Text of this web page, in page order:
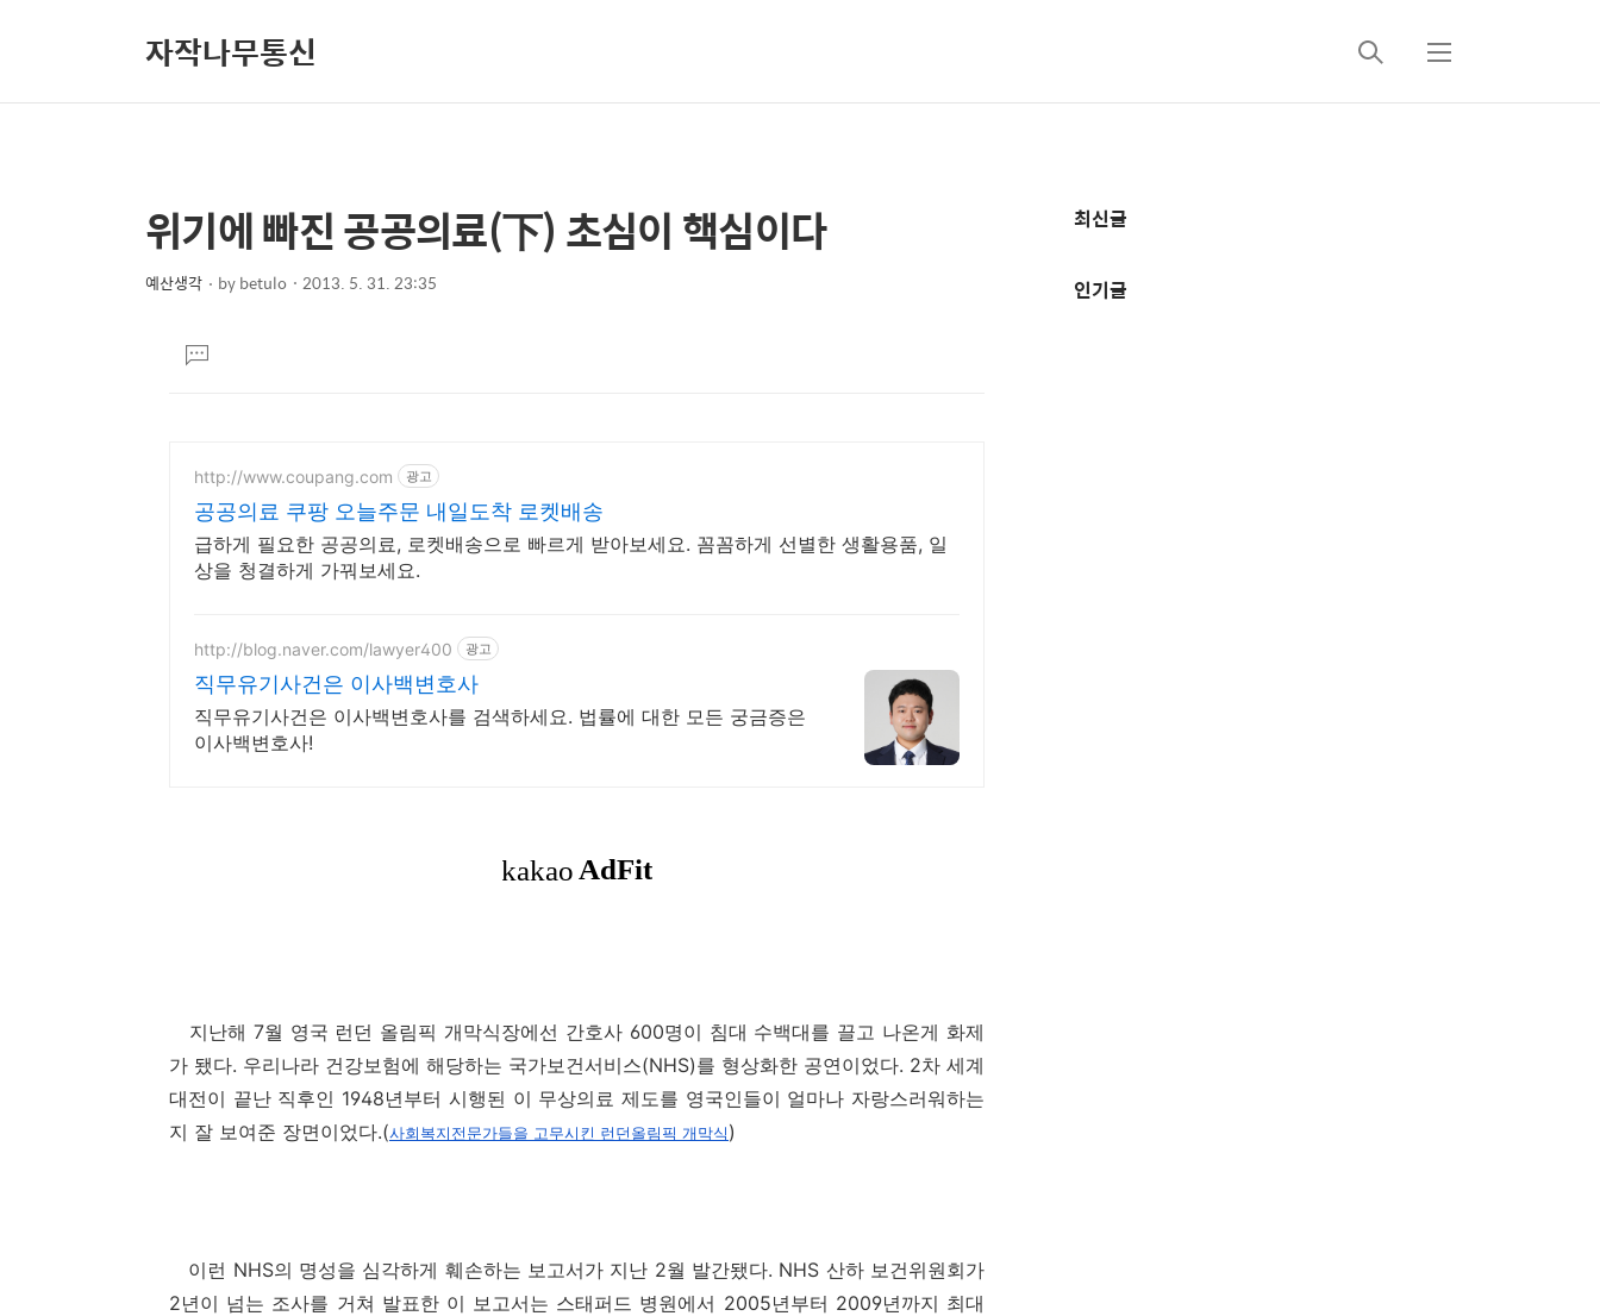
자작나무통신
검
메
상
세
컨
본
문
제
위기에 빠진 공공의료(下) 초심이 핵심이다
예산생각 bybetulo 2013. 5. 31. 23:35
댓
글
http://www.coupang.com 광고
공공의료 쿠팡 오늘주문 내일도착 로켓배송
급하게 필요한 공공의료, 로켓배송으로 빠르게 받아보세요. 꼼꼼하게 선별한 생활용품, 일
상을 청결하게 가꿔보세요.
http://blog.naver.com/lawyer400 광고
직무유기사건은 이사백변호사
직무유기사건은 이사백변호사를 검색하세요. 법률에 대한 모든 궁금증은
이사백변호사!
지난해 7월 영국 런던 올림픽 개막식장에선 간호사 600명이 침대 수백대를 끌고 나온게 화제
가 됐다. 우리나라 건강보험에 해당하는 국가보건서비스(NHS)를 형상화한 공연이었다. 2차 세계
대전이 끝난 직후인 1948년부터 시행된 이 무상의료 제도를 영국인들이 얼마나 자랑스러워하는
지 잘 보여준 장면이었다.(사회복지전문가들을 고무시킨 런던올림픽 개막식 )
이런 NHS의 명성을 심각하게 훼손하는 보고서가 지난 2월 발간됐다. NHS 산하 보건위원회가
2년이 넘는 조사를 거쳐 발표한 이 보고서는 스태퍼드 병원에서 2005년부터 2009년까지 최대
추
정
최신글
인기글